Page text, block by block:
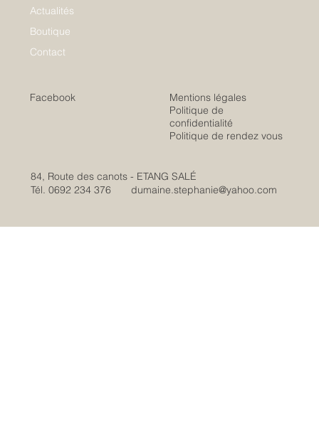
Actualités
Boutique
Contact
Mentions légales
Politique de
confidentialité
Politique de rendez vous
Facebook
84, Route des canots - ETANG SALÉ
Tél. 0692 234 376
dumaine.stephanie@yahoo.com